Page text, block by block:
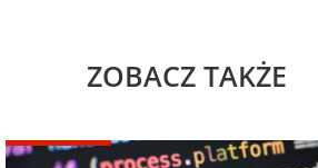
ZOBACZ TAKŻE